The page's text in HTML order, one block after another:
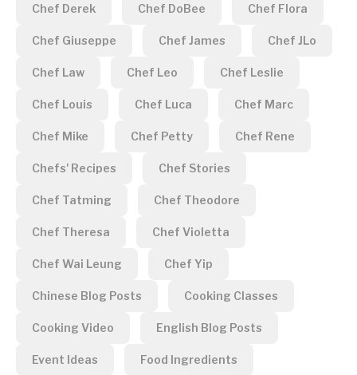
Chef Derek Chef DoBee Chef Flora
Chef Giuseppe Chef James Chef JLo
Chef Law Chef Leo Chef Leslie
Chef Louis Chef Luca Chef Marc
Chef Mike Chef Petty Chef Rene
Chefs' Recipes Chef Stories
Chef Tatming Chef Theodore
Chef Theresa Chef Violetta
Chef Wai Leung Chef Yip
Chinese Blog Posts Cooking Classes
Cooking Video English Blog Posts
Event Ideas Food Ingredients